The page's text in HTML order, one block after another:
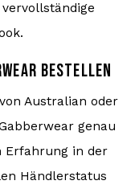
BESTELLEN
Australian oder
genau
Erfahrung in der
Händlerstatus